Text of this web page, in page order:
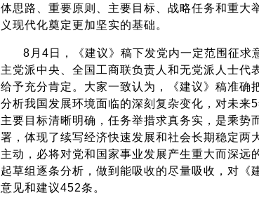
体思路、重要原则、主要目标、战略任务和重大
义现代化奠定更加坚实的基础。
8月4日，《建议》稿下发党内一定范围征求
主党派中央、全国工商联负责人和无党派人士
给予充分肯定。大家一致认为，《建议》稿准确
分析我国发展环境面临的深刻复杂变化，对未来
主要目标清晰明确，任务举措求真务实，是乘势
署，体现了续写经济快速发展和社会长期稳定两
主动，必将对党和国家事业发展产生重大而深
起草组逐条分析，做到能吸收的尽量吸收，对
意见和建议452条。